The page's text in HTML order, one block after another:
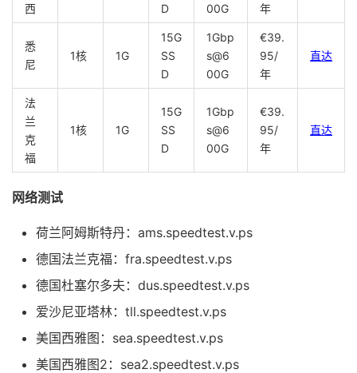
西
D
00G
年
悉
尼
1核 1G
15G
SS
D
1Gbp
s@6
00G
€39.
95/
年
直达
法
兰
克
福
1核 1G
15G
SS
D
1Gbp
s@6
00G
€39.
95/
年
直达
网络测试
荷兰阿姆斯特丹：ams.speedtest.v.ps
德国法兰克福：fra.speedtest.v.ps
德国杜塞尔多夫：dus.speedtest.v.ps
爱沙尼亚塔林：tll.speedtest.v.ps
美国西雅图：sea.speedtest.v.ps
美国西雅图2：sea2.speedtest.v.ps